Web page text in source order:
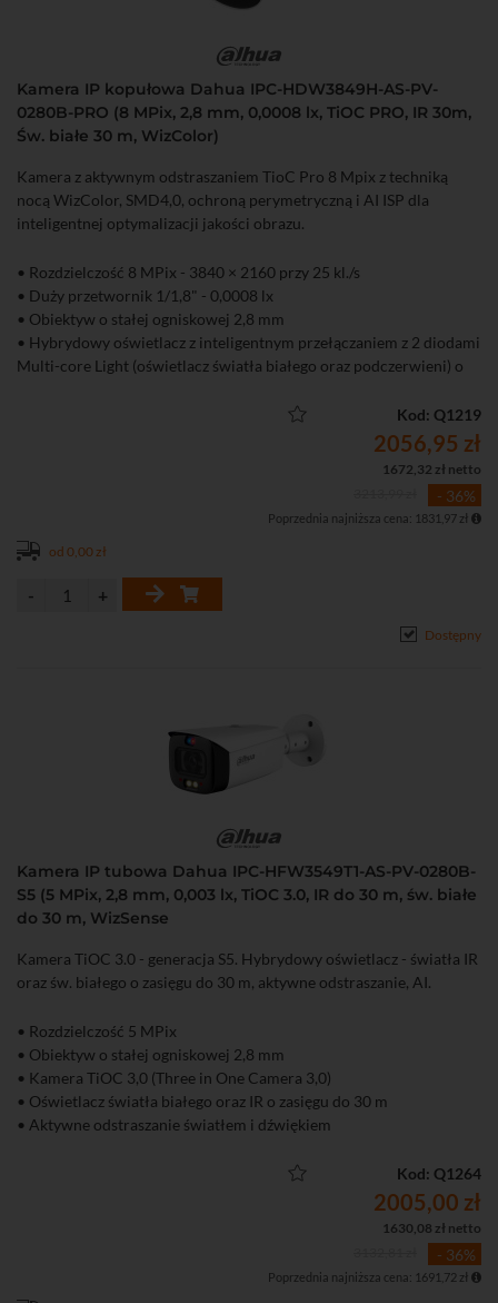
Kamera IP kopułowa Dahua IPC-HDW3849H-AS-PV-
0280B-PRO (8 MPix, 2,8 mm, 0,0008 lx, TiOC PRO, IR 30m,
Św. białe 30 m, WizColor)
Kamera z aktywnym odstraszaniem TioC Pro 8 Mpix z techniką
nocą WizColor, SMD4,0, ochroną perymetryczną i AI ISP dla
inteligentnej optymalizacji jakości obrazu.
• Rozdzielczość 8 MPix - 3840 × 2160 przy 25 kl./s
• Duży przetwornik 1/1,8" - 0,0008 lx
• Obiektyw o stałej ogniskowej 2,8 mm
• Hybrydowy oświetlacz z inteligentnym przełączaniem z 2 diodami
Multi-core Light (oświetlacz światła białego oraz podczerwieni) o
• 4 tryby pracy oświetlacza (tylko IR, tylko LED, Smart - IR + LED,
• AcuPick – lepsze wyszukiwania nagrań z danym człowiekiem lub
• Funkcje obrazu: AI SSA, 3D-DNR,WDR, BLC, HLC
• Inteligentna detekcja ruchu SMD4.0 (Smart Motion Detection 4.0)
• Inteligentne zdarzenia: wykrywanie przekroczenia linii oraz ruchu
w strefie (wejście i wyjście)
• Protokół RTMP, pozwalający przesłać strumień audio wideo
bezpośrednio na popularne platformy streamingowe jak Youtube,
• Możliwość nagrywania na kartę microSD
• Zasilanie DC 12 V lub PoE (802.3af)
Kod: Q1219
2056,95 zł
1672,32 zł netto
- 36%
Poprzednia najniższa cena: 1831,97 zł
od 0,00 zł
Dostępny
Kamera IP tubowa Dahua IPC-HFW3549T1-AS-PV-0280B-
S5 (5 MPix, 2,8 mm, 0,003 lx, TiOC 3.0, IR do 30 m, św. białe
do 30 m, WizSense
Kamera TiOC 3.0 - generacja S5. Hybrydowy oświetlacz - światła IR
oraz św. białego o zasięgu do 30 m, aktywne odstraszanie, AI.
• Rozdzielczość 5 MPix
• Obiektyw o stałej ogniskowej 2,8 mm
• Kamera TiOC 3,0 (Three in One Camera 3,0)
• Oświetlacz światła białego oraz IR o zasięgu do 30 m
• Aktywne odstraszanie światłem i dźwiękiem
Kod: Q1264
2005,00 zł
1630,08 zł netto
- 36%
Poprzednia najniższa cena: 1691,72 zł